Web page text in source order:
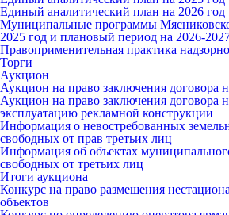
Единый аналитический план на 2026 год
Муниципальные программы
2025 год и плановый период на 2026-
Правоприменительная практика
Торги
Аукцион
Аукцион на право заключения договора
Аукцион на право заключения договора
эксплуатацию рекламной конструкции
Информация о невостребованных
свободных от прав третьих лиц
Информация об объектах
свободных от третьих лиц
Итоги аукциона
Конкурс на право размещения
объектов